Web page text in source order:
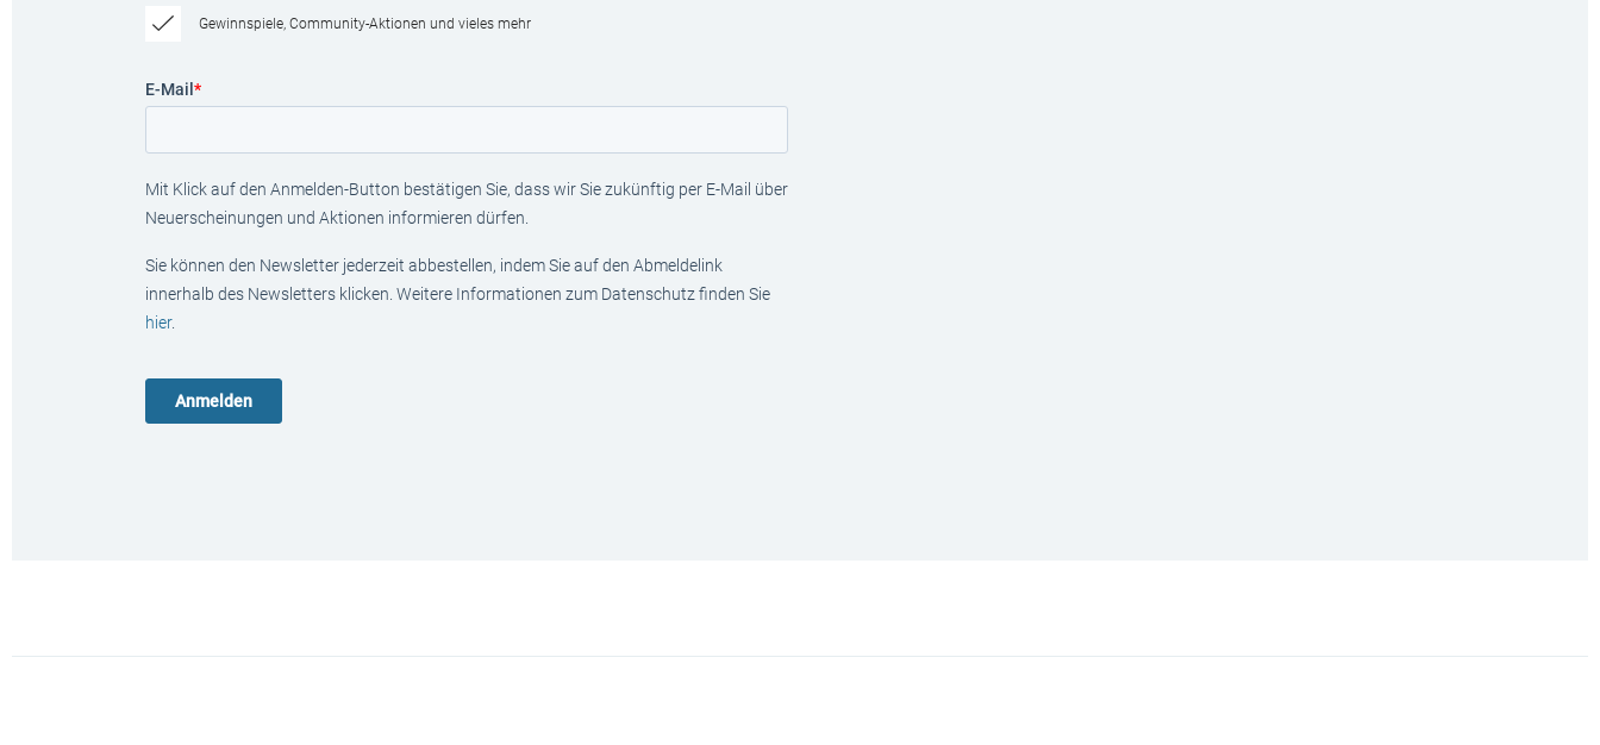
Gewinnspiele, Community-Aktionen und vieles mehr
E-Mail *
Mit Klick auf den Anmelden-Button bestätigen Sie, dass wir Sie zukünftig per E-Mail über
Neuerscheinungen und Aktionen informieren dürfen.
Sie können den Newsletter jederzeit abbestellen, indem Sie auf den Abmeldelink
innerhalb des Newsletters klicken. Weitere Informationen zum Datenschutz finden Sie
hier.